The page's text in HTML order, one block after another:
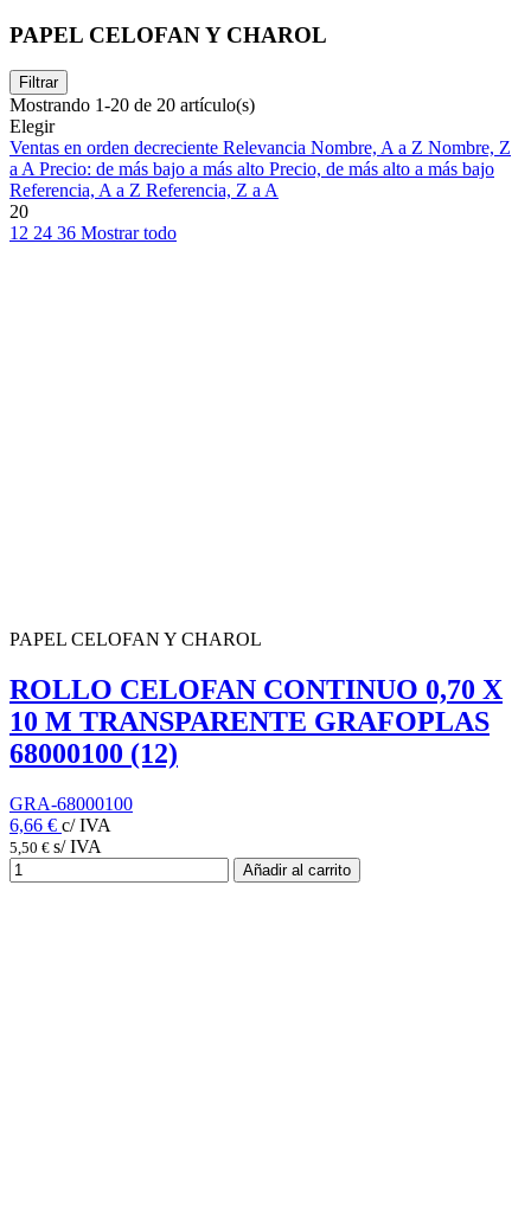
PAPEL CELOFAN Y CHAROL
Filtrar
Mostrando 1-20 de 20 artículo(s)
Elegir
Ventas en orden decreciente Relevancia Nombre, A a Z Nombre, Z
a APrecio: de más bajo a más alto Precio, de más alto a más bajo
Referencia, A a Z Referencia, Z a A
20
12 24 36 Mostrar todo
PAPEL CELOFAN Y CHAROL
ROLLO CELOFAN CONTINUO 0,70 X
10 M TRANSPARENTE GRAFOPLAS
68000100 (12)
GRA-68000100
6,66 € c/ IVA
5,50 € s/ IVA
Añadir al carrito